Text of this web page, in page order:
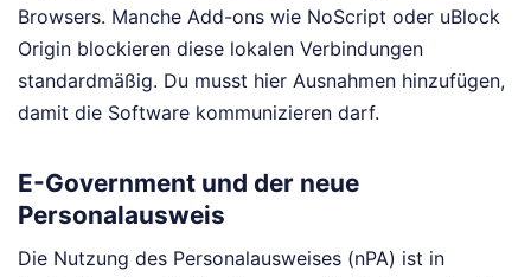
Browsers. Manche Add-ons wie NoScript oder uBlock
Origin blockieren diese lokalen Verbindungen
standardmäßig. Du musst hier Ausnahmen hinzufügen,
damit die Software kommunizieren darf.
E-Government und der neue
Personalausweis
Die Nutzung des Personalausweises (nPA) ist in